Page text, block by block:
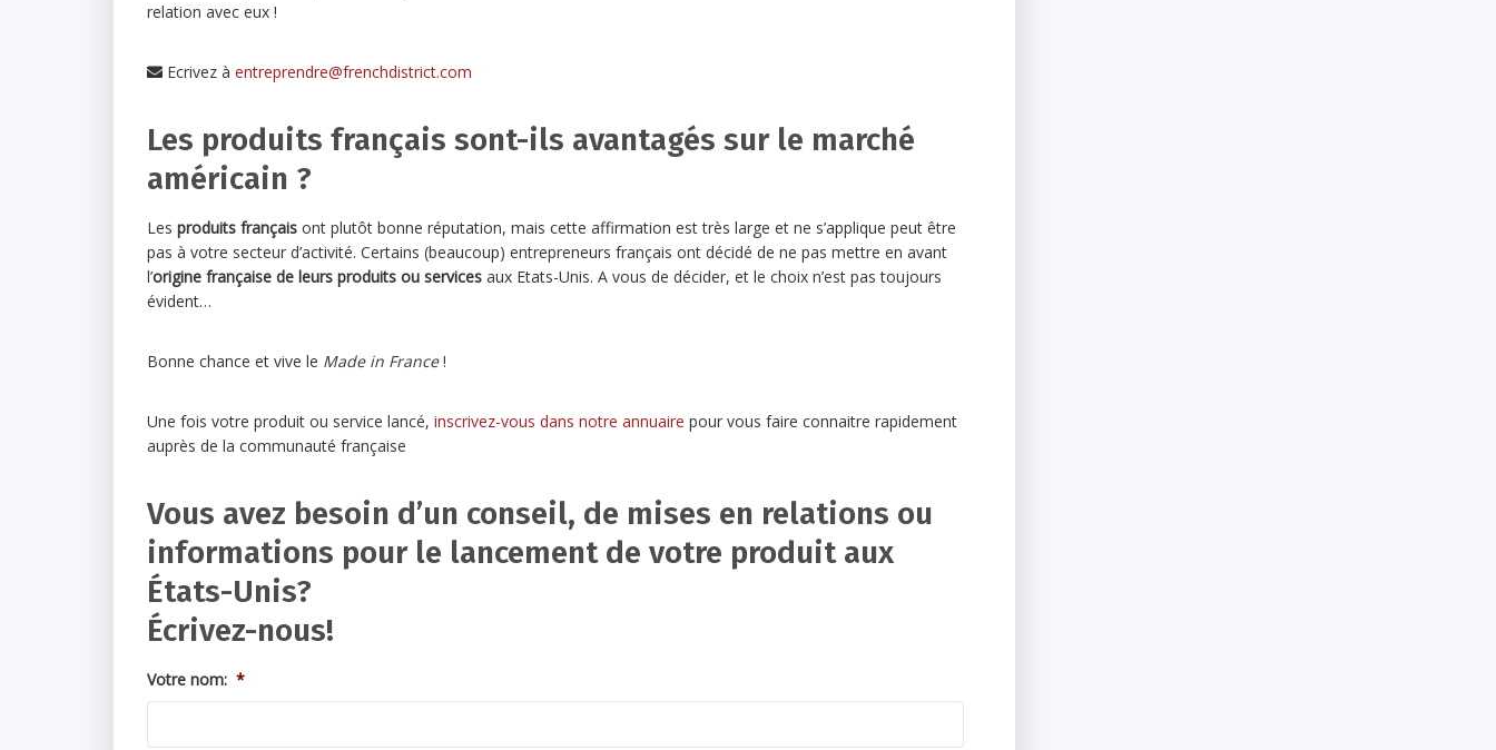
relation avec eux !
Ecrivez à entreprendre@frenchdistrict.com
Les produits français sont-ils avantagés sur le marché
américain ?
Les produits français ont plutôt bonne réputation, mais cette affirmation est très large et ne s’applique peut être
pas à votre secteur d’activité. Certains (beaucoup) entrepreneurs français ont décidé de ne pas mettre en avant
l’origine française de leurs produits ou services aux Etats-Unis. A vous de décider, et le choix n’est pas toujours
évident…
Bonne chance et vive le Made in France!
Une fois votre produit ou service lancé, inscrivez-vous dans notre annuaire pour vous faire connaitre rapidement
auprès de la communauté française
Vous avez besoin d’un conseil, de mises en relations ou
informations pour le lancement de votre produit aux
États-Unis?
Écrivez-nous!
Votre nom: *